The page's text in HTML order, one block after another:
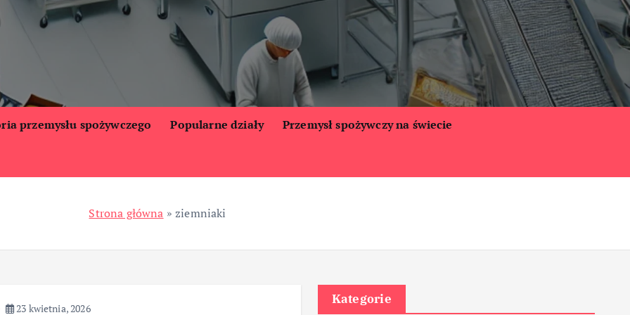
przemysłu spożywczego Popularne działy Przemysł spożywczy na świecie
Strona główna »ziemniaki
23 kwietnia, 2026
Kategorie